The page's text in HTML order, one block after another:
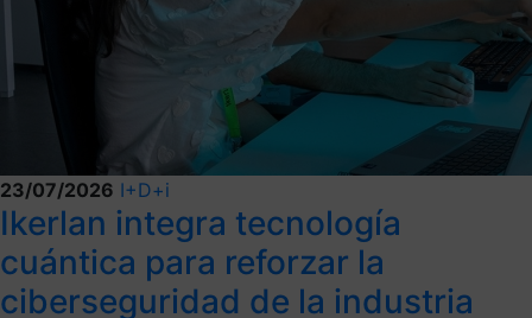
23/07/2026 I+D+i
Ikerlan integra tecnología
cuántica para reforzar la
ciberseguridad de la industria